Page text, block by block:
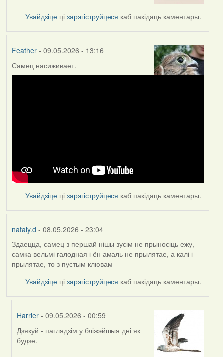
Увайдзіце цізарэгіструйцеся каб пакідаць каментары.
Feather- 09.05.2026 - 13:16
Самец насиживает.
Увайдзіце цізарэгіструйцеся каб пакідаць каментары.
nataly.d - 08.05.2026 - 23:04
Здаецца, самец з першай нішы зусім не прыносіць ежу,
самка вельмі галодная і ён амаль не прылятае, а калі і
прылятае, то з пустым клювам
Увайдзіце цізарэгіструйцеся каб пакідаць каментары.
Harrier - 09.05.2026 - 00:59
In
reply
Дзякуй - паглядзім у бліжэйшыя дні як
будзе.